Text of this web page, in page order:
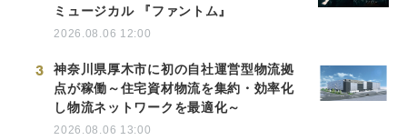
ミュージカル 『ファントム』
2026.08.06 12:00
3
神奈川県厚木市に初の自社運営型物流拠
点が稼働～住宅資材物流を集約・効率化
し物流ネットワークを最適化～
2026.08.06 13:00